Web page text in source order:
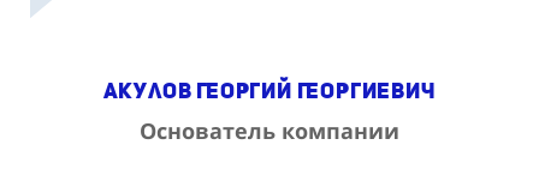
Акулов Георгий Георгиевич
Основатель компании